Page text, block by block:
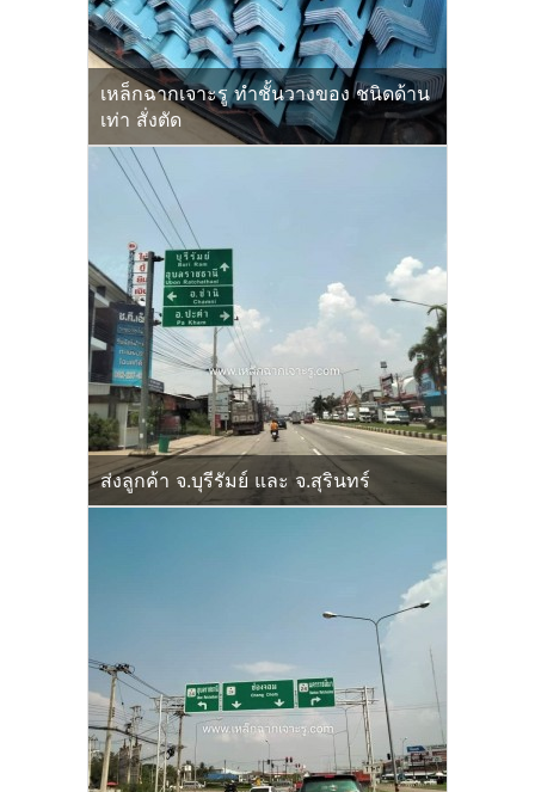
เหล็กฉากเจาะรู ทำชั้นวางของ ชนิดด้าน
เท่า สั่งตัด
ส่งลูกค้า จ.บุรีรัมย์ และ จ.สุรินทร์